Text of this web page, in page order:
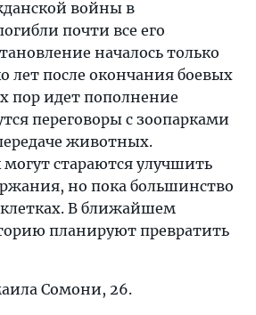
войны в
почти все его
началось только
лет после окончания боевых
пор идет пополнение
переговоры с зоопарками
животных.
стараются улучшить
но пока большинство
В ближайшем
планируют превратить
Сомони, 26.